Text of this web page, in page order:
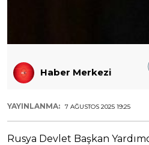
Haber Merkezi
YAYINLANMA: 7 AĞUSTOS 2025 19:25
Rusya Devlet Başkan